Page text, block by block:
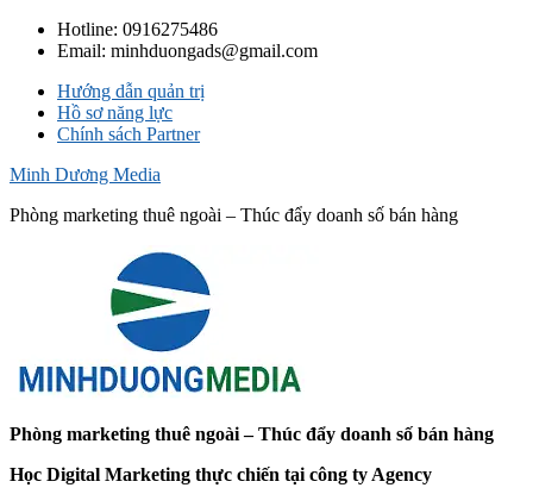
Hotline: 0916275486
Email: minhduongads@gmail.com
Hướng dẫn quản trị
Hồ sơ năng lực
Chính sách Partner
Minh Dương Media
Phòng marketing thuê ngoài – Thúc đẩy doanh số bán hàng
Phòng marketing thuê ngoài – Thúc đẩy doanh số bán hàng
Học Digital Marketing thực chiến tại công ty Agency